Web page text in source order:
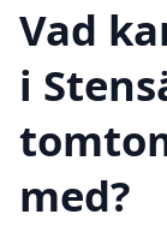
Vad
i
med?